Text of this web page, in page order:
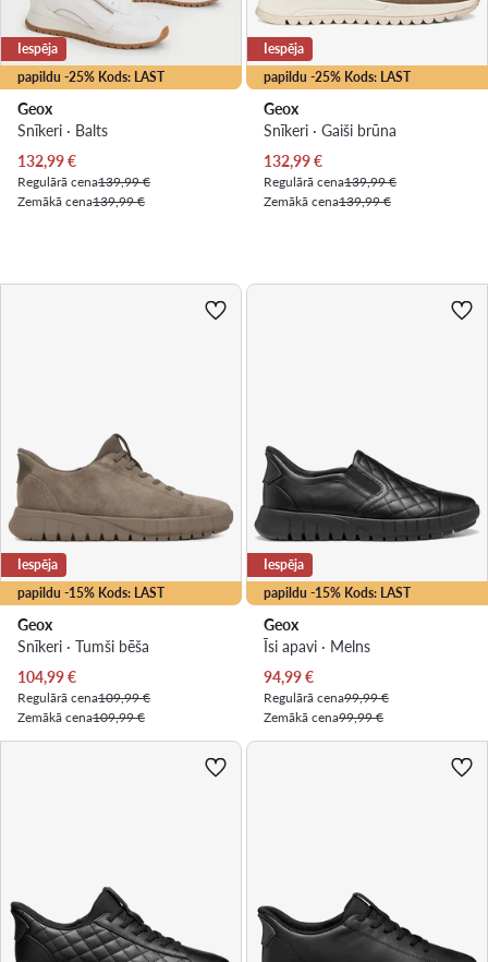
papildu -25% Kods: LAST
Iespēja
Geox
Snīkeri · Balts
Pašreizējā cena
132,99€
Regulārā cena139,99 €
Zemākā cena139,99 €
papildu -25% Kods: LAST
Iespēja
Geox
Snīkeri · Gaiši brūna
Pašreizējā cena
132,99€
Regulārā cena139,99 €
Zemākā cena139,99 €
papildu -15% Kods: LAST
Iespēja
Geox
Snīkeri · Tumši bēša
Pašreizējā cena
104,99€
Regulārā cena109,99 €
Zemākā cena109,99 €
papildu -15% Kods: LAST
Iespēja
Geox
Īsi apavi · Melns
Pašreizējā cena
94,99€
Regulārā cena99,99 €
Zemākā cena99,99 €